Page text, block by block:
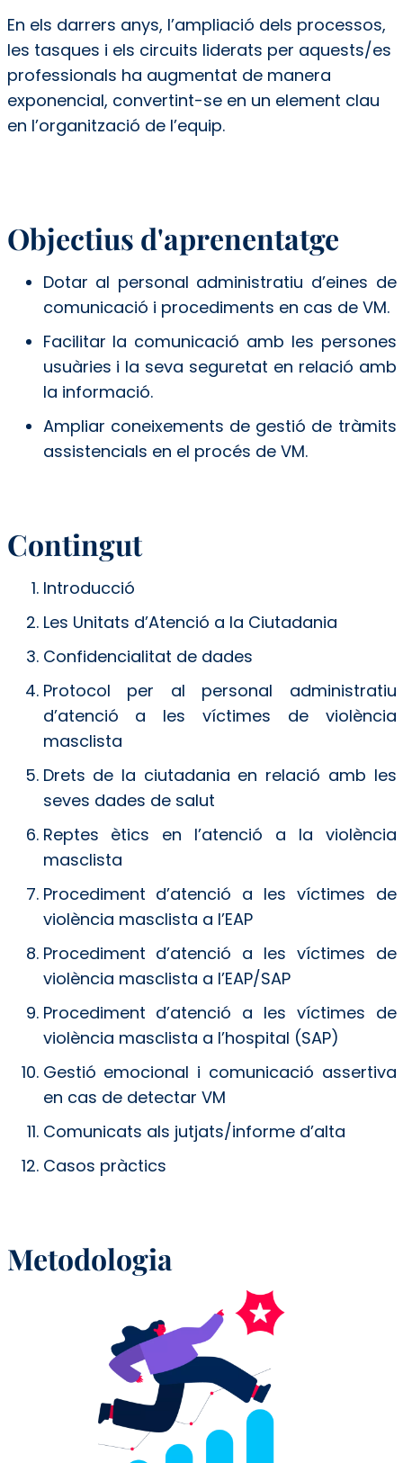
En els darrers anys, l’ampliació dels processos,
les tasques i els circuits liderats per aquests/es
professionals ha augmentat de manera
exponencial, convertint-se en un element clau
en l’organització de l’equip.
Objectius d'aprenentatge
Dotar al personal administratiu d’eines de
comunicació i procediments en cas de VM.
Facilitar la comunicació amb les persones
usuàries i la seva seguretat en relació amb
la informació.
Ampliar coneixements de gestió de tràmits
assistencials en el procés de VM.
Contingut
Introducció
Les Unitats d’Atenció a la Ciutadania
Confidencialitat de dades
Protocol per al personal administratiu
d’atenció a les víctimes de violència
masclista
Drets de la ciutadania en relació amb les
seves dades de salut
Reptes ètics en l’atenció a la violència
masclista
Procediment d’atenció a les víctimes de
violència masclista a l’EAP
Procediment d’atenció a les víctimes de
violència masclista a l’EAP/SAP
Procediment d’atenció a les víctimes de
violència masclista a l’hospital (SAP)
Gestió emocional i comunicació assertiva
en cas de detectar VM
Comunicats als jutjats/informe d’alta
Casos pràctics
Metodologia